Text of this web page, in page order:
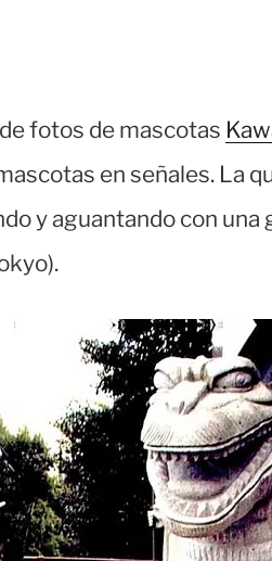
fotos de mascotas
en señales. La
y aguantando con una